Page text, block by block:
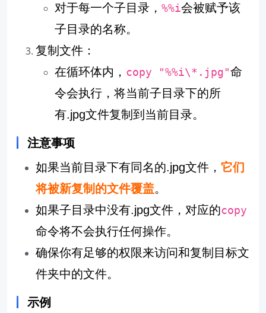
对于每一个子目录， %%i会被赋予该
子目录的名称。
复制文件：
在循环体内， copy "%%i\*.jpg"命
令会执行，将当前子目录下的所
有.jpg文件复制到当前目录。
注意事项
如果当前目录下有同名的.jpg文件， 它们
将被新复制的文件覆盖。
如果子目录中没有.jpg文件，对应的copy
命令将不会执行任何操作。
确保你有足够的权限来访问和复制目标文
件夹中的文件。
示例